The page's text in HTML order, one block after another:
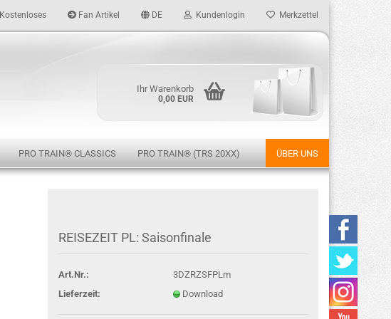
Kostenloses Fan Artikel DE Kundenlogin
Passwort vergessen?
Merkzettel
Ihr Warenkorb
0,00 EUR
PRO TRAIN® CLASSICS PRO TRAIN® (TRS 20XX) ÜBER UNS
REISEZEIT PL: Saisonfinale
Art.Nr.:
3DZRZSFPLm
Lieferzeit:
Download